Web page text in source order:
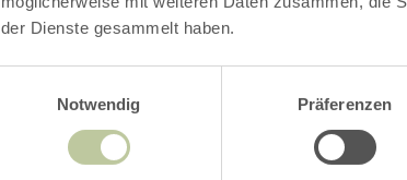
der Dienste gesammelt haben.
Notwendig
Präferenzen